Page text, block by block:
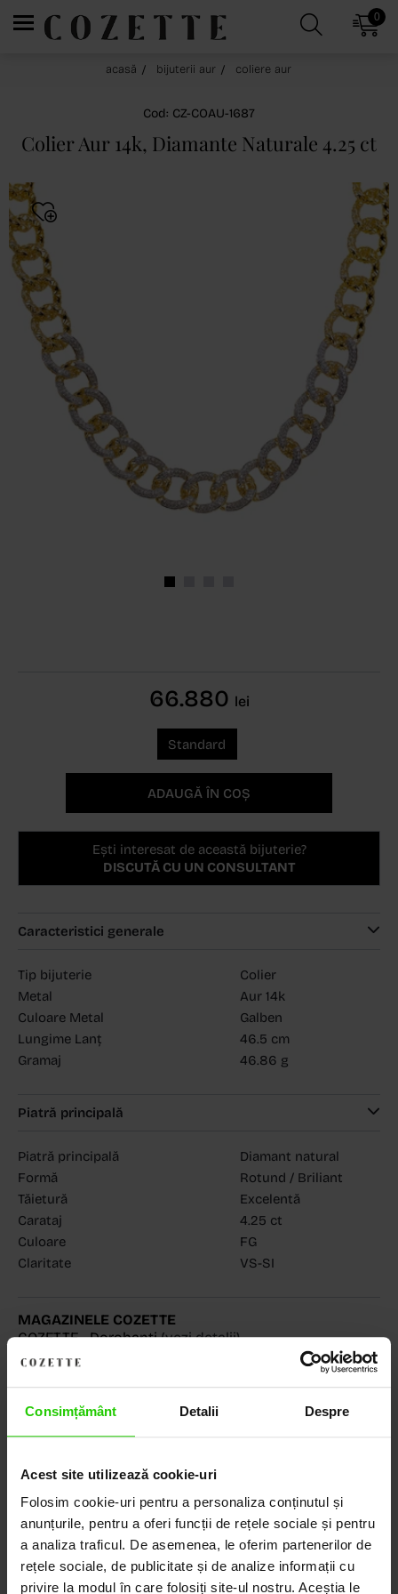
Consimțământ Detalii Despre
Acest site utilizează cookie-uri
Folosim cookie-uri pentru a personaliza conținutul și
anunțurile, pentru a oferi funcții de rețele sociale și pentru
a analiza traficul. De asemenea, le oferim partenerilor de
rețele sociale, de publicitate și de analize informații cu
privire la modul în care folosiți site-ul nostru. Aceștia le
0
acasă bijuterii aur coliere aur
Cod: CZ-COAU-1687
Colier Aur 14k, Diamante Naturale 4.25 ct
66.880 lei
Standard
ADAUGĂ ÎN COȘ
Ești interesat de această bijuterie?
DISCUTĂ CU UN CONSULTANT
Caracteristici generale
Tip bijuterie
Colier
Metal
Aur 14k
Culoare Metal
Galben
Lungime Lanț
46.5 cm
Gramaj
46.86 g
Piatră principală
Piatră principală
Diamant natural
Formă
Rotund / Briliant
Tăietură
Excelentă
Carataj
4.25 ct
Culoare
FG
Claritate
VS-SI
MAGAZINELE COZETTE
COZETTE - Dorobanți(vezi detalii)
COZETTE - Sediu central
Babilonia, Auchan Dr. Taberei, Bucuresti
(vezi detalii)
Descoperă Lumea COZETTE,
LOCUL UNDE STILUL
DEVINE ARTĂ!
COZETTE este destinația ta de top pentru bijuterii